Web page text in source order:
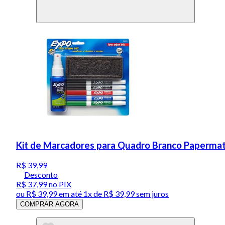
Kit de Marcadores para Quadro Branco
R$ 39,99
Desconto
R$ 37,99no PIX
ou R$ 39,99em até 1x de R$ 39,99sem juros
COMPRAR AGORA